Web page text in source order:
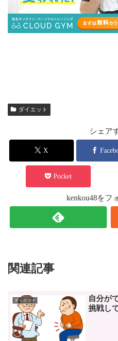
ダイエット
シェア
X
Pocket
kenkou48をフ
関連記事
ダイエット
自分が
挑戦し